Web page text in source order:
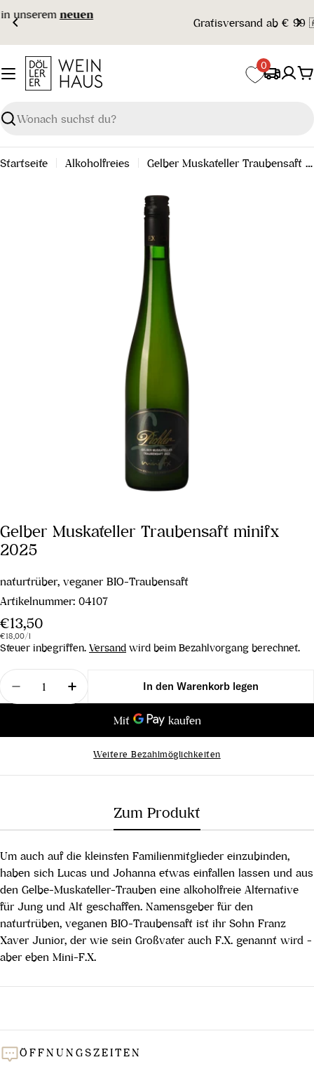
Zum
Inhalt
springen
Gratisversand ab € 99 🇦🇹
Suchen
0
Startseite Alkoholfreies Gelber Muskateller Traubensaft minifx 2025
Gelber Muskateller Traubensaft minifx
2025
naturtrüber, veganer BIO-Traubensaft
Artikelnummer: 04107
Regulärer
Preis
€13,50
Stückpreis
€18,00/pro
l
Steuer inbegriffen. Versand wird beim Bezahlvorgang berechnet.
Menge
Menge für Gelber Muskateller Traubensaft minifx
Menge für Gelber Muskateller
In den Warenkorb legen
Weitere Bezahlmöglichkeiten
Zum Produkt
Um auch auf die kleinsten Familienmitglieder einzubinden,
haben sich Lucas und Johanna etwas einfallen lassen und aus
den Gelbe-Muskateller-Trauben eine alkoholfreie Alternative
für Jung und Alt geschaffen. Namensgeber für den
naturtrüben, veganen BIO-Traubensaft ist ihr Sohn Franz
Xaver Junior, der wie sein Großvater auch F.X. genannt wird -
aber eben Mini-F.X.
ÖFFNUNGSZEITEN